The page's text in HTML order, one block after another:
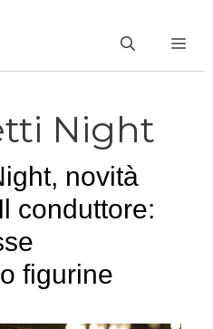
Night
novità
conduttore:
figurine